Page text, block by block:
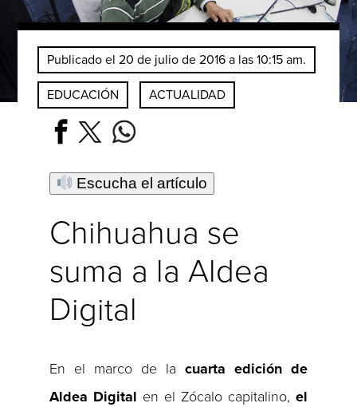
Publicado el 20 de julio de 2016 a las 10:15 am.
EDUCACIÓN ACTUALIDAD
Escucha el artículo
Chihuahua se
suma a la Aldea
Digital
En el marco de la cuarta edición de
Aldea Digital en el Zócalo capitalino, el